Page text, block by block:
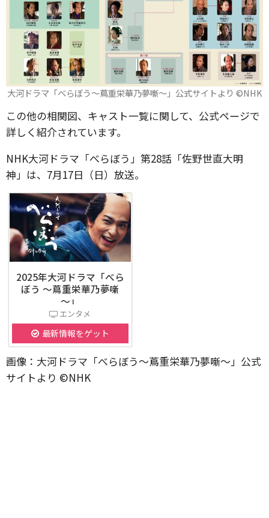
大河ドラマ「べらぼう～蔦重栄華乃夢噺～」公式サイトより ©️NHK
この他の相関図、キャスト一覧に関して、公式ページで
詳しく紹介されています。
NHK大河ドラマ「べらぼう」第28話「佐野世直大明
神」は、7月17日（日）放送。
2025年大河ドラマ「べら
ぼう ～蔦重栄華乃夢噺
～」
エンタメ
最新情報をゲット
画像：大河ドラマ「べらぼう～蔦重栄華乃夢噺～」公式
サイトより ©️NHK